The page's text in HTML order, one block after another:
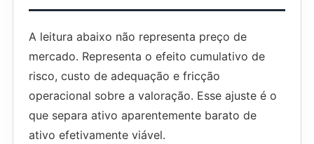
A leitura abaixo não representa preço de
mercado. Representa o efeito cumulativo de
risco, custo de adequação e fricção
operacional sobre a valoração. Esse ajuste é o
que separa ativo aparentemente barato de
ativo efetivamente viável.